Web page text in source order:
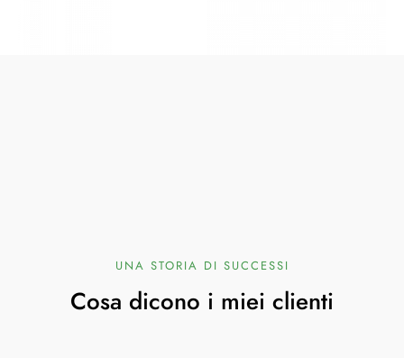
UNA STORIA DI SUCCESSI
Cosa dicono i miei clienti